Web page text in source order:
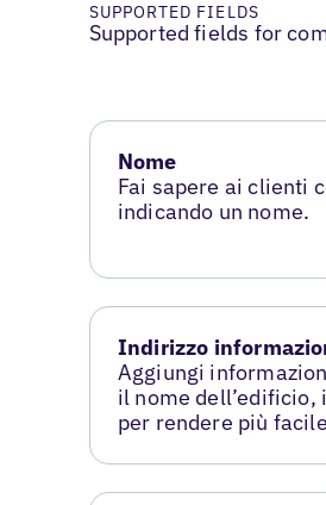
SUPPORTED FIELDS
Supported fields for
Nome
Fai sapere ai clienti
indicando un nome.
Indirizzo
Aggiungi
il nome dell’edificio,
per rendere più